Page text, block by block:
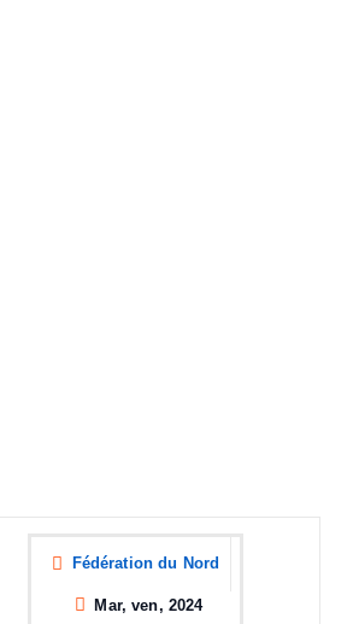
Fédération du Nord
Mar, ven, 2024